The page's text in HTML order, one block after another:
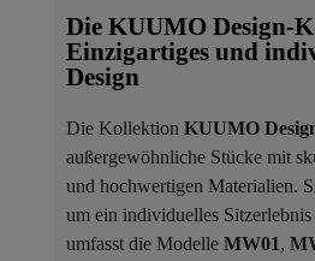
Die KUUMO Design-
Einzigartiges und
Design
Die Kollektion KUUMO
außergewöhnliche Stücke mit
und hochwertigen Materialien.
um ein individuelles
umfasst die Modelle MW01,